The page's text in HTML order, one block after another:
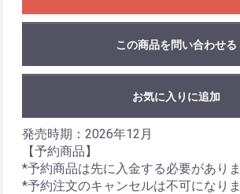
この商品を問い合わせる
お気に入りに追加
発売時期：2026年12月
【予約商品】
*予約商品は先に入金する必要があり
*予約注文のキャンセルは不可になり